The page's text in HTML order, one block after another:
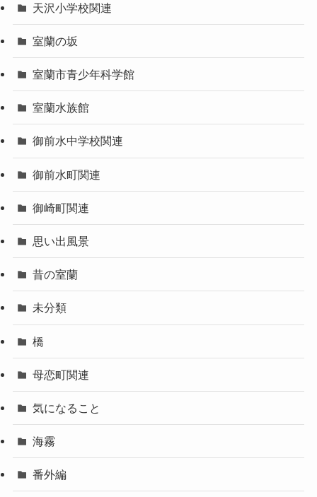
天沢小学校関連
室蘭の坂
室蘭市青少年科学館
室蘭水族館
御前水中学校関連
御前水町関連
御崎町関連
思い出風景
昔の室蘭
未分類
橋
母恋町関連
気になること
海霧
番外編